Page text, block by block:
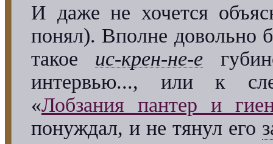
И даже не хочется
понял). Вполне довольно
такое ис-крен-не-е
интервью..., или к
«Лобзания пантер и
понуждал, и не тянул его